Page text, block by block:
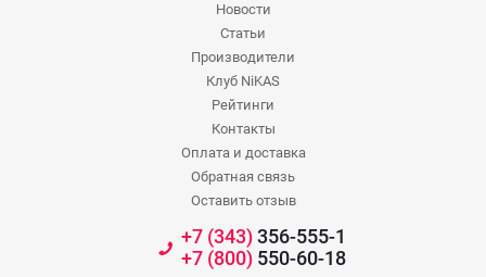
Новости
Статьи
Производители
Клуб NiKAS
Рейтинги
Контакты
Оплата и доставка
Обратная связь
Оставить отзыв
+7 (343)356-555-1
+7 (800)550-60-18